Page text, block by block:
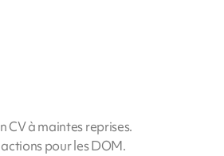
CV à maintes reprises.
pour les DOM.